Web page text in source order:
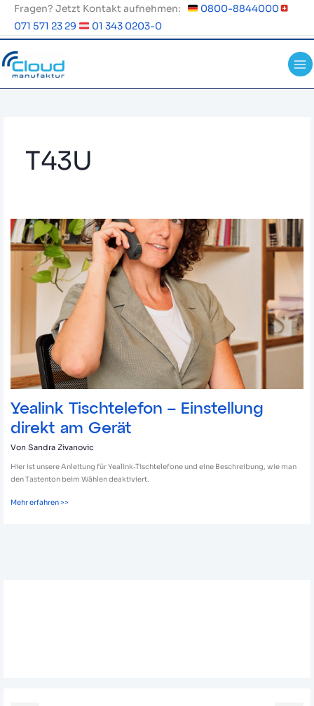
Zum
springen
Fragen? Jetzt Kontakt aufnehmen:
0800-8844000
071 571 23 29
01 343 0203-0
T43U
Yealink Tischtelefon – Einstellung
direkt am Gerät
VonSandra Zivanovic
Hier ist unsere Anleitung für Yealink‑Tischtelefone und eine Beschreibung, wie man
den Tastenton beim Wählen deaktiviert.
Yealink
Tischtelefon
–
Einstellung
Mehr erfahren >>